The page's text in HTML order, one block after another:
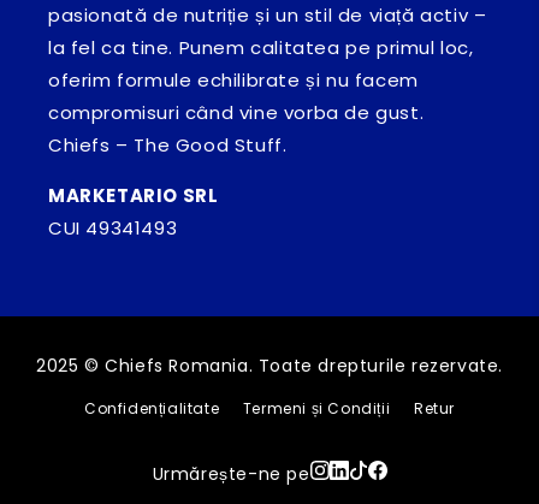
pasionată de nutriție și un stil de viață activ –
la fel ca tine. Punem calitatea pe primul loc,
oferim formule echilibrate și nu facem
compromisuri când vine vorba de gust.
Chiefs – The Good Stuff.
MARKETARIO SRL
CUI 49341493
2025 © Chiefs Romania. Toate drepturile rezervate.
Confidențialitate Termeni și Condiții Retur
Urmărește-ne pe